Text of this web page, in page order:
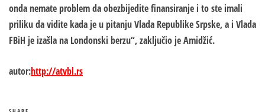
onda nemate problem da obezbijedite finansiranje i to ste imali
priliku da vidite kada je u pitanju Vlada Republike Srpske, a i Vlada
FBiH je izašla na Londonski berzu“, zaključio je Amidžić.
autor:http://atvbl.rs